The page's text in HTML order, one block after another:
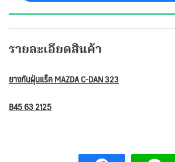
รายละเอียดสินค้า
ยางกันฝุ่นแร็ค MAZDA C-DAN 323
B45 63 2125